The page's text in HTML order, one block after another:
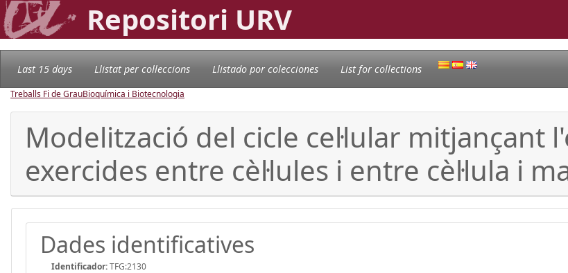
Repositori URV
Last 15 days Llistat per col·leccions Llistado por colecciones List for collections
Treballs Fi de GrauBioquímica i Biotecnologia
Modelització del cicle cel·lular mitjançant
exercides entre cèl·lules i entre cèl·lula i
Dades identificatives
Identificador:TFG:2130